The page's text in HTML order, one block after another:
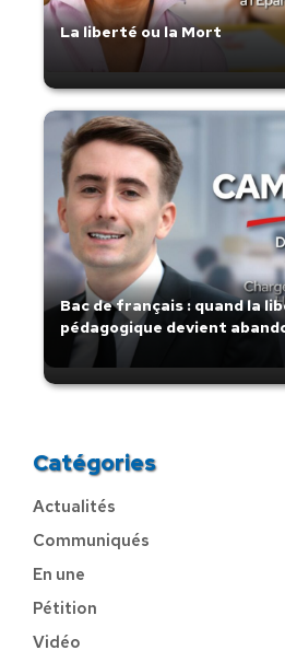
La liberté ou la Mort
Bac de français : quand la
pédagogique devient
Catégories
Actualités
Communiqués
En une
Pétition
Vidéo